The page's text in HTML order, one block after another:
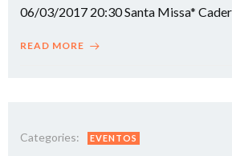
06/03/2017 20:30 Santa Missa*
READ MORE
Categories: EVENTOS